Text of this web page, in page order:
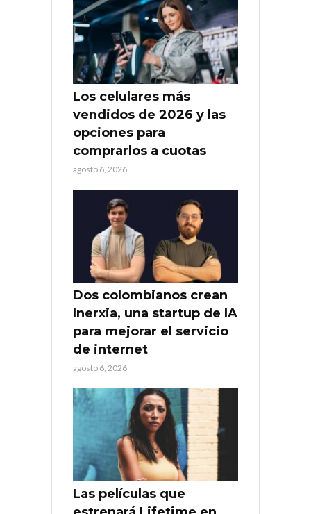
Los celulares más
vendidos de 2026 y las
opciones para
comprarlos a cuotas
agosto 6, 2026
Dos colombianos crean
Inerxia, una startup de IA
para mejorar el servicio
de internet
agosto 6, 2026
Las películas que